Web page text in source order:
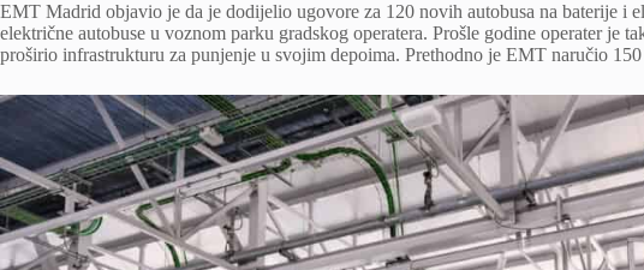
EMT Madrid objavio je da je dodijelio ugovore za 120 novih autobusa na baterije i
električne autobuse u voznom parku gradskog operatera. Prošle godine operater je
proširio infrastrukturu za punjenje u svojim depoima. Prethodno je EMT naručio